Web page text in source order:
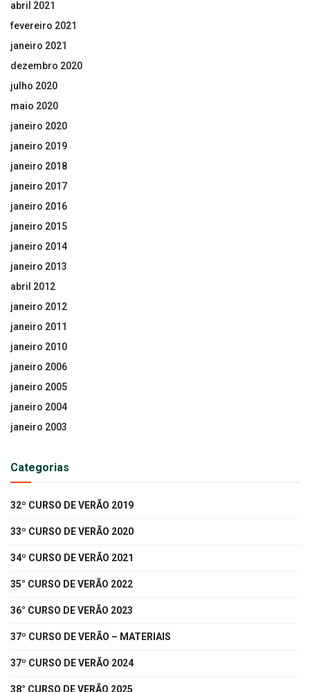
abril 2021
fevereiro 2021
janeiro 2021
dezembro 2020
julho 2020
maio 2020
janeiro 2020
janeiro 2019
janeiro 2018
janeiro 2017
janeiro 2016
janeiro 2015
janeiro 2014
janeiro 2013
abril 2012
janeiro 2012
janeiro 2011
janeiro 2010
janeiro 2006
janeiro 2005
janeiro 2004
janeiro 2003
Categorias
32º CURSO DE VERÃO 2019
33º CURSO DE VERÃO 2020
34º CURSO DE VERÃO 2021
35° CURSO DE VERÃO 2022
36° CURSO DE VERÃO 2023
37º CURSO DE VERÃO – MATERIAIS
37º CURSO DE VERÃO 2024
38° CURSO DE VERÃO 2025